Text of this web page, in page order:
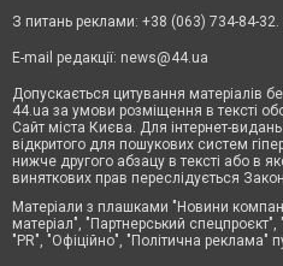
З питань реклами: +38 (063) 734-84-32.
E-mail редакції: news@44.ua
Допускається цитування матеріалів
44.ua за умови розміщення в тексті
Сайт міста Києва. Для інтернет-
відкритого для пошукових систем
нижче другого абзацу в тексті або в
виняткових прав переслідується
Матеріали з плашками "Новини
матеріал", "Партнерський спецпроєкт",
"PR", "Офіційно", "Політична реклама"